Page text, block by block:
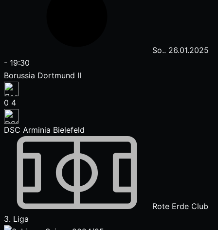
So.. 26.01.2025
- 19:30
Borussia Dortmund II
0 4
DSC Arminia Bielefeld
Rote Erde Club
3. Liga